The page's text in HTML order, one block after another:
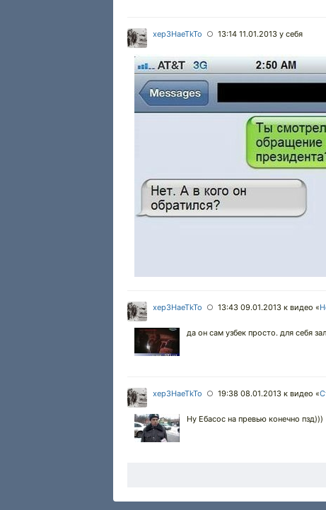
xep3HaeTkTo ○ 13:14 11.01.2013 у себя
xep3HaeTkTo ○ 13:43 09.01.2013 к видео «
да он сам узбек просто. для себя
xep3HaeTkTo ○ 19:38 08.01.2013 к видео «
Ну Ебасос на превью конечно пзд)))